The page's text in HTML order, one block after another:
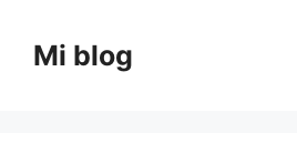
contenido
Mi blog